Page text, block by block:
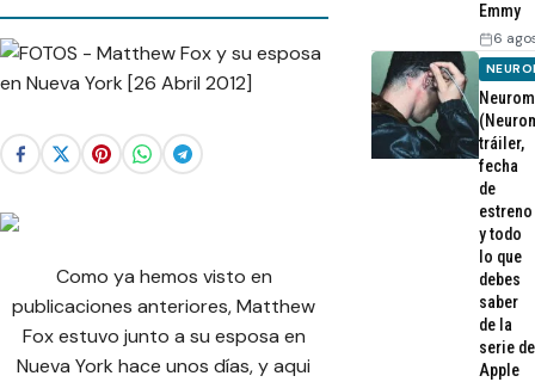
Como ya hemos visto en
publicaciones anteriores, Matthew
Fox estuvo junto a su esposa en
Nueva York hace unos días, y aqui
Emmy
6
tráiler,
fecha
de
estreno
y todo
lo que
debes
saber
de la
serie de
Apple